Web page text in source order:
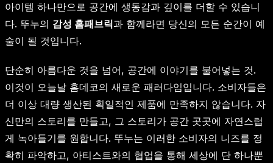
아이템 하나만으로 공간에 생동감과 깊이를 더할 수 있습니
다. 뚜누의 감성 홈패브릭과 함께라면 당신의 모든 순간이 예
술이 될 것입니다.
단순히 아름다운 것을 넘어, 공간에 이야기를 불어넣는 것.
이것이 오늘날 홈데코의 새로운 패러다임입니다. 소비자들은
더 이상 대량 생산된 획일적인 제품에 만족하지 않습니다. 자
신만의 스토리를 만들고, 그 스토리가 공간 곳곳에 자연스럽
게 녹아들기를 원합니다. 뚜누는 이러한 소비자의 니즈를 정
확히 파악하고, 아티스트와의 협업을 통해 세상에 단 하나뿐